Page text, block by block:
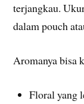
terjangkau.
dalam pouch
Aromanya bisa
Floral yang